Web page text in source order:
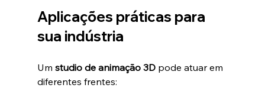
Aplicações práticas para
sua indústria
Um studio de animação 3D pode atuar em
diferentes frentes: